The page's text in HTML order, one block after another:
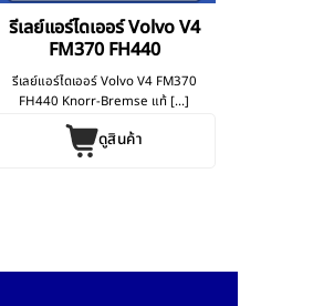
รีเลย์แอร์ไดเออร์ Volvo V4
FM370 FH440
รีเลย์แอร์ไดเออร์ Volvo V4 FM370
FH440 Knorr-Bremse แท้ [...]
ดูสินค้า